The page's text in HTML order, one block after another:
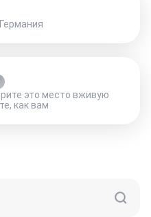
это место вживую
как вам